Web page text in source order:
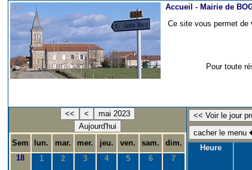
Accueil - Mairie de
Ce site vous permet de
Pour toute
<< <
mai 2023
Aujourd'hui
Sem
lun. mar. mer. jeu. ven. sam.
dim.
18
1 2 3 4 5 6 7
Heure